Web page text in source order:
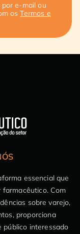
e-mail ou
osTermos e
essencial que
Com
sobre varejo,
proporciona
público interessado